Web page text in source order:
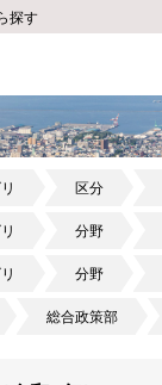
探す
区分
分野
分野
総合政策部